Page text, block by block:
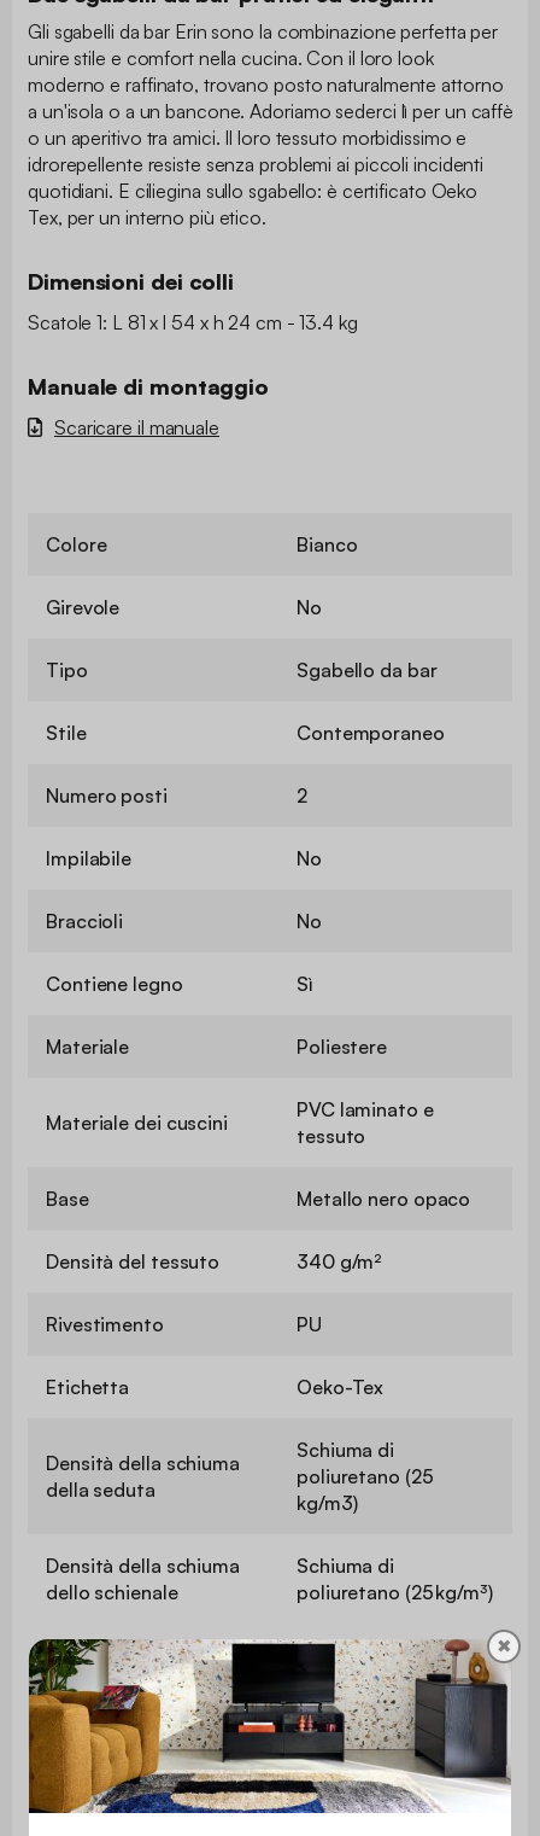
Gli sgabelli da bar Erin sono la combinazione perfetta per
unire stile e comfort nella cucina. Con il loro look
moderno e raffinato, trovano posto naturalmente attorno
a un'isola o a un bancone. Adoriamo sederci lì per un caffè
o un aperitivo tra amici. Il loro tessuto morbidissimo e
idrorepellente resiste senza problemi ai piccoli incidenti
quotidiani. E ciliegina sullo sgabello: è certificato Oeko
Tex, per un interno più etico.
Dimensioni dei colli
Scatole 1: L 81 x l 54 x h 24 cm - 13.4 kg
Manuale di montaggio
Scaricare il manuale
Colore Bianco
Girevole No
Tipo Sgabello da bar
Stile Contemporaneo
Numero posti 2
Impilabile No
Braccioli No
Contiene legno Sì
Materiale Poliestere
Materiale dei cuscini
PVC laminato e
tessuto
Base Metallo nero opaco
Densità del tessuto 340 g/m²
Rivestimento PU
Etichetta Oeko-Tex
Densità della schiuma
della seduta
Schiuma di
poliuretano (25
kg/m3)
Densità della schiuma
dello schienale
Schiuma di
poliuretano (25 kg/m³)
Altezza della
seduta
76,5 cm
Profondità del
sedile
41 cm
✖